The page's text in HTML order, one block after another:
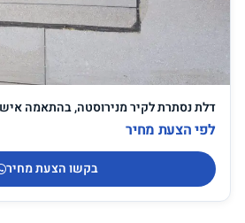
דלת נסתרת לקיר מנירוסטה, בהתאמה
לפי הצעת מחיר
בקשו הצעת מחיר